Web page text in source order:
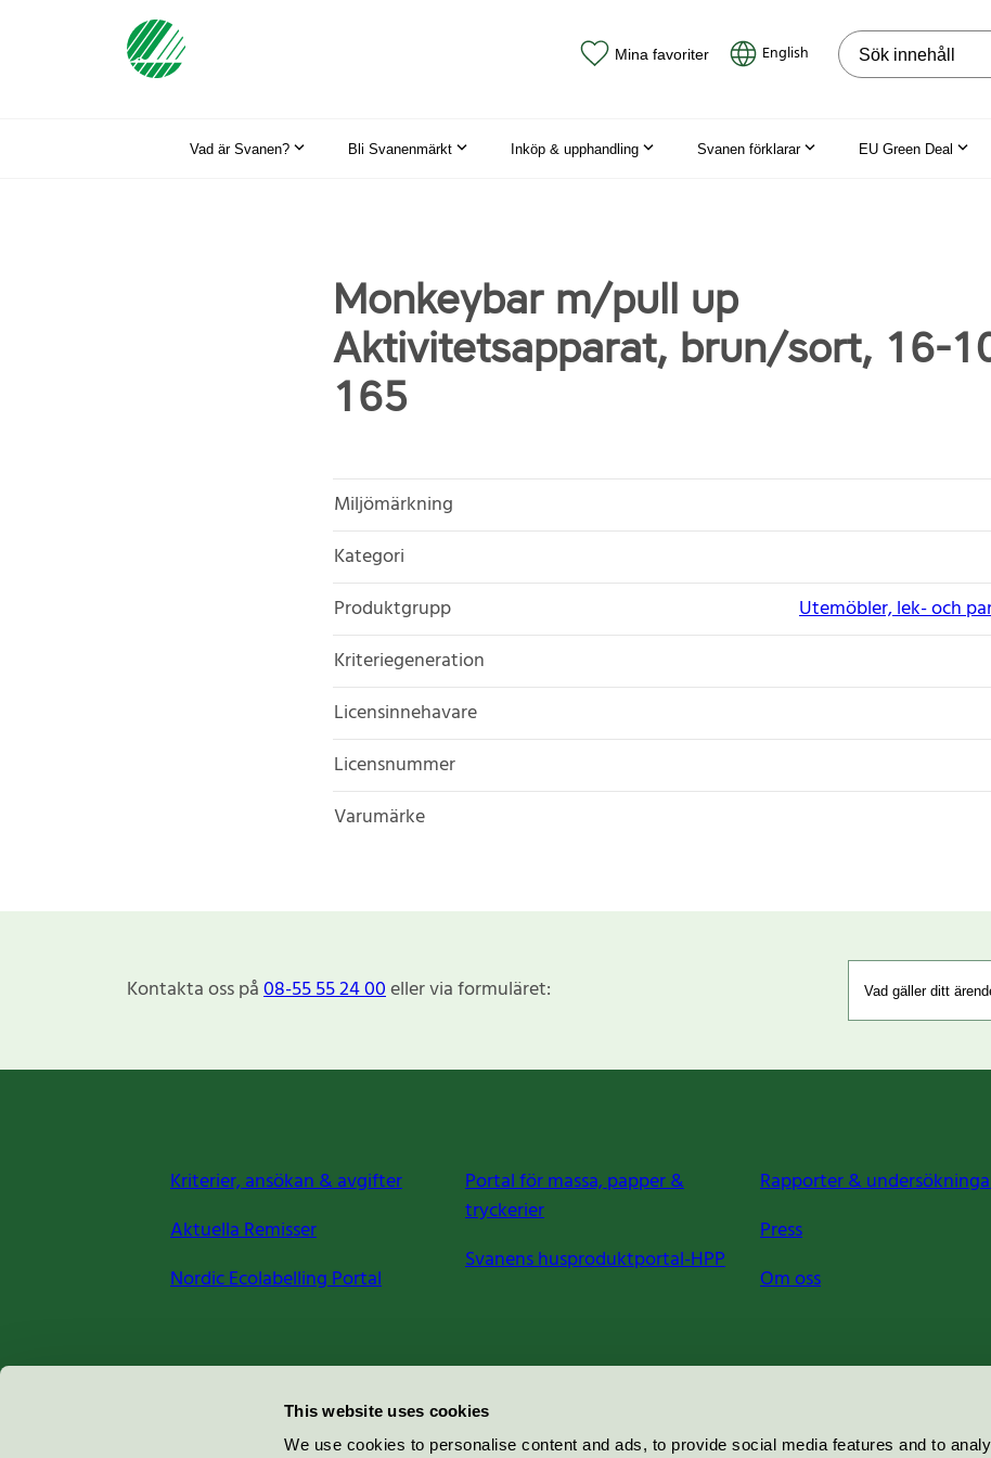
This website uses cookies
We use cookies to personalise content and ads, to provide social media features and to
Mina favoriter English Sök på webbplatsen
Vad är Svanen? Bli Svanenmärkt Inköp & upphandling Svanen förklarar EU Green Deal
Monkeybar m/pull up
Aktivitetsapparat, brun/sort, 16-
165
Miljömärkning
Kategori
Produktgrupp
Utemöbler, lek- och
Kriteriegeneration
Licensinnehavare
Licensnummer
Varumärke
Kontakta oss på08-55 55 24 00eller via formuläret:
Kriterier, ansökan & avgifter
Aktuella Remisser
Nordic Ecolabelling Portal
Portal för massa, papper &
tryckerier
Svanens husproduktportal-HPP
Rapporter &
Press
Om oss
Miljömärkning Sverige AB